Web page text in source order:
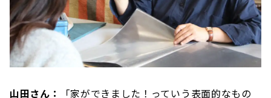
山田さん：
「家ができました！っていう表面的なもの